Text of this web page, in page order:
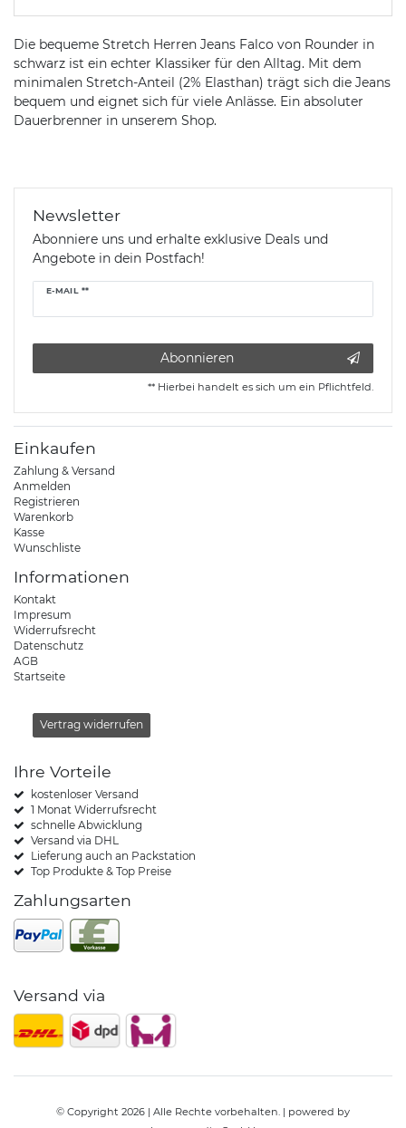
Die bequeme Stretch Herren Jeans Falco von Rounder in
schwarz ist ein echter Klassiker für den Alltag. Mit dem
minimalen Stretch-Anteil (2% Elasthan) trägt sich die Jeans
bequem und eignet sich für viele Anlässe. Ein absoluter
Dauerbrenner in unserem Shop.
Newsletter
Abonniere uns und erhalte exklusive Deals und
Angebote in dein Postfach!
E-MAIL **
Newsletter
Abonnieren
** Hierbei handelt es sich um ein Pflichtfeld.
Einkaufen
Zahlung & Versand
Anmelden
Registrieren
Warenkorb
Kasse
Wunschliste
Informationen
Kontakt
Impresum
Widerrufsrecht
Datenschutz
AGB
Startseite
Vertrag widerrufen
Ihre Vorteile
kostenloser Versand
1 Monat Widerrufsrecht
schnelle Abwicklung
Versand via DHL
Lieferung auch an Packstation
Top Produkte & Top Preise
Zahlungsarten
Versand via
© Copyright 2026 | Alle Rechte vorbehalten. | powered by